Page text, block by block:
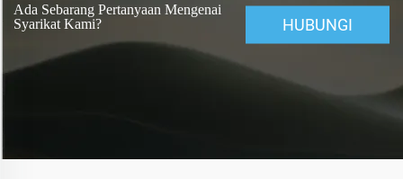
Ada Sebarang Pertanyaan Mengenai
Syarikat Kami?
HUBUNGI